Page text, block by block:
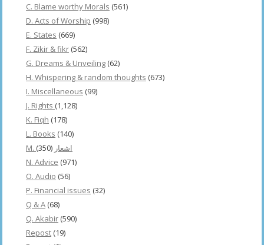
C. Blame worthy Morals (561)
D. Acts of Worship (998)
E. States (669)
F. Zikir & fikr (562)
G. Dreams & Unveiling (62)
H. Whispering & random thoughts (673)
I. Miscellaneous (99)
J. Rights (1,128)
K. Fiqh (178)
L. Books (140)
M. اشعار (350)
N. Advice (971)
O. Audio (56)
P. Financial issues (32)
Q & A (68)
Q. Akabir (590)
Repost (19)